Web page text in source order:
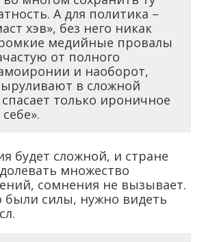
А для политика –
хэв», без него никак
медийные провалы
от полного
и наоборот,
в сложной
только ироничное
будет сложной, и стране
множество
сомнения не вызывает.
были силы, нужно видеть